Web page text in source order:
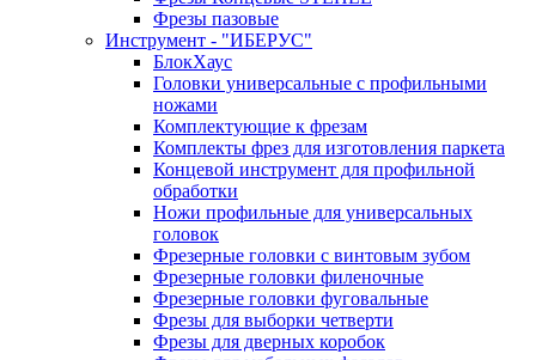
Фрезы пазовые
Инструмент - "ИБЕРУС"
БлокХаус
Головки универсальные с профильными
ножами
Комплектующие к фрезам
Комплекты фрез для изготовления паркета
Концевой инструмент для профильной
обработки
Ножи профильные для универсальных
головок
Фрезерные головки с винтовым зубом
Фрезерные головки филеночные
Фрезерные головки фуговальные
Фрезы для выборки четверти
Фрезы для дверных коробок